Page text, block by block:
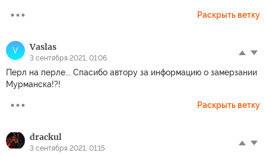
Раскрыть ветку
V Vaslas
3 сентября 2021, 01:06
Перл на перле... Спасибо автору за информацию о замерзании
Мурманска!?!
Раскрыть ветку
drackul
3 сентября 2021, 01:15